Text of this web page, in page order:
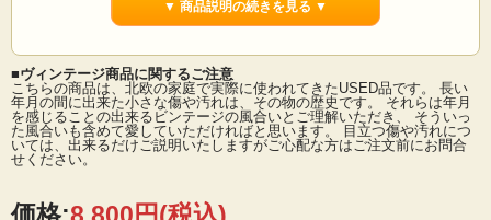
デンマーク、イェンス・クイストゴー（Jens.H.Quistgaard）デザインreliefシリー
ズのカップ＆ソーサーです。葉っぱの形をモチーフにした絵柄が素敵なシリーズ
です。マットな釉薬を使用しているため、落ち着いた雰囲気を醸しだしていま
▼ 商品説明の続きを見る ▼
■ヴィンテージ商品に関するご注意
こちらの商品は、北欧の家庭で実際に使われてきたUSED品です。 長い
年月の間に出来た小さな傷や汚れは、その物の歴史です。 それらは年月
を感じることの出来るビンテージの風合いとご理解いただき、 そういっ
た風合いも含めて愛していただければと思います。 目立つ傷や汚れにつ
いては、出来るだけご説明いたしますがご心配な方はご注文前にお問合
せください。
価格:8,800円(税込)